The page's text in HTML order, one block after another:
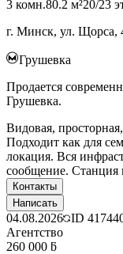
3 комн.80.2 м²20/23
г. Минск, ул. Щорса,
Грушевка
Продается
Грушевка.
Видовая,
Подходит как для
локация. Вся
сообщение. Станция
Контакты
Написать
04.08.2026 ID
Агентство
260 000 ƃ